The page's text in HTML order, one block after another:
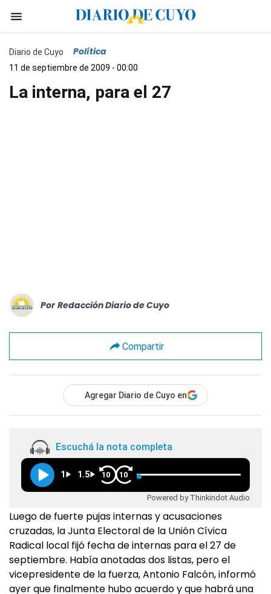
Diario de Cuyo Política
11 de septiembre de 2009 - 00:00
La interna, para el 27
Por Redacción Diario de Cuyo
Compartir
Agregar Diario de Cuyo en
Escuchá la nota completa
1 1.5 10 10
Powered by Thinkindot Audio
Luego de fuerte pujas internas y acusaciones
cruzadas, la Junta Electoral de la Unión Cívica
Radical local fijó fecha de internas para el 27 de
septiembre. Había anotadas dos listas, pero el
vicepresidente de la fuerza, Antonio Falcón, informó
ayer que finalmente hubo acuerdo y que habrá una